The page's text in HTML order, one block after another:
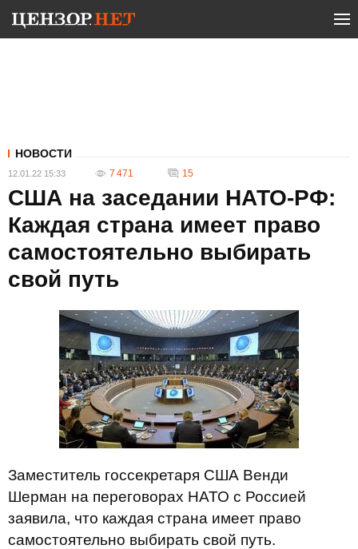
НОВОСТИ
12.01.22 15:33 7 471 15
США на заседании НАТО-РФ:
Каждая страна имеет право
самостоятельно выбирать
свой путь
Заместитель госсекретаря США Венди
Шерман на переговорах НАТО с Россией
заявила, что каждая страна имеет право
самостоятельно выбирать свой путь.